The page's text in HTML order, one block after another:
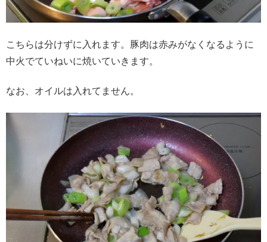
こちらは分けずに入れます。豚肉は赤みがなくなるように
中火でていねいに焼いていきます。
なお、オイルは入れてません。